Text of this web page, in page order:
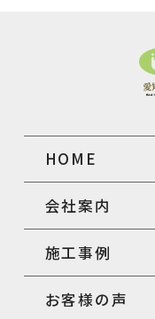
HOME
会社案内
施工事例
お客様の声